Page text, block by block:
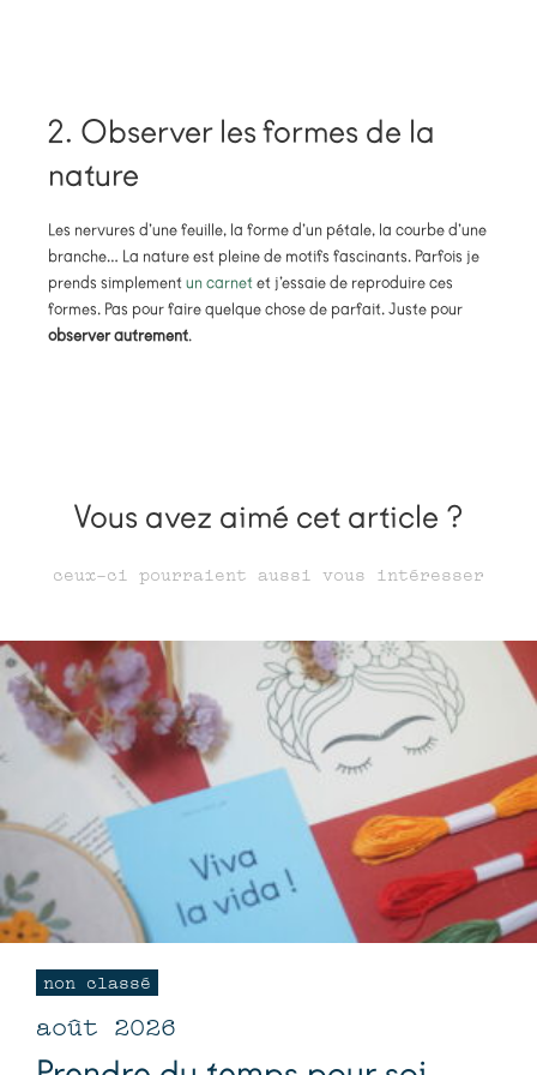
2. Observer les formes de la
nature
Les nervures d’une feuille, la forme d’un pétale, la courbe d’une
branche… La nature est pleine de motifs fascinants. Parfois je
prends simplement un carnet et j’essaie de reproduire ces
formes. Pas pour faire quelque chose de parfait. Juste pour
observer autrement.
Vous avez aimé cet article ?
ceux-ci pourraient aussi vous intéresser
non classé
août 2026